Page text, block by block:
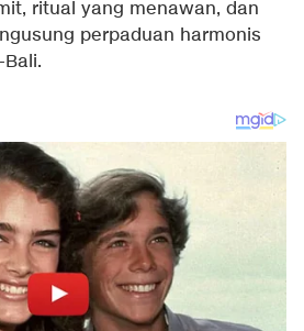
ritual yang menawan, dan
perpaduan harmonis